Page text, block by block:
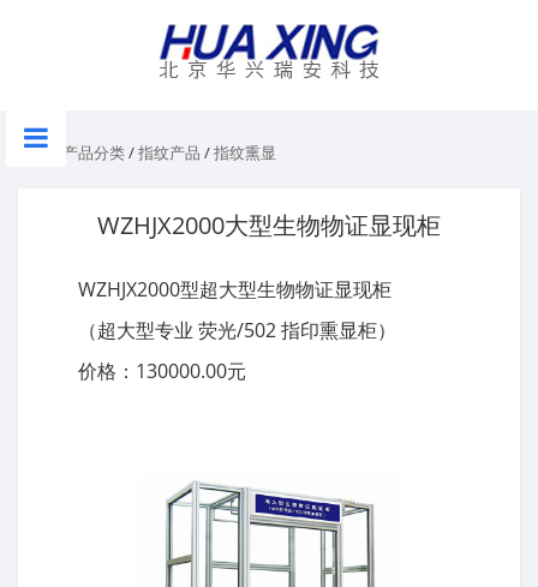
首页 产品分类/指纹产品 /指纹熏显
WZHJX2000大型生物物证显现柜
WZHJX2000型超大型生物物证显现柜
（超大型专业 荧光/502 指印熏显柜）
价格：130000.00元